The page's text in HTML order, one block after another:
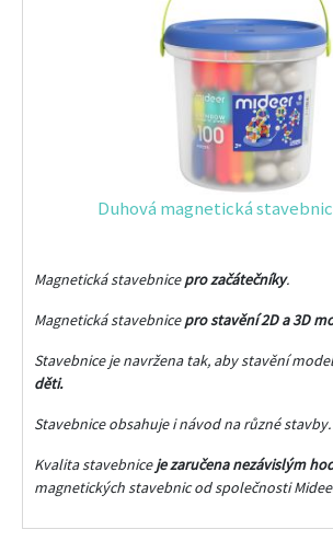
Duhová magnetická
Magnetická stavebnicepro začátečníky.
Magnetická stavebnicepro stavění 2D a 3D
Stavebnice je navržena tak, aby stavění
děti.
Stavebnice obsahuje i návod na různé stavby.
Kvalita stavebniceje zaručena nezávislým
magnetických stavebnic od společnosti